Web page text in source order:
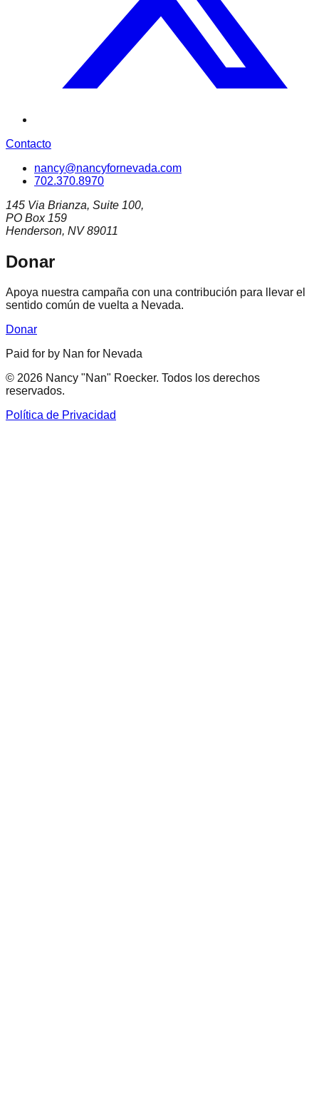
Contacto
nancy@nancyfornevada.com
702.370.8970
145 Via Brianza, Suite 100,
PO Box 159
Henderson, NV 89011
Donar
Apoya nuestra campaña con una contribución para llevar el
sentido común de vuelta a Nevada.
Donar
Paid for by Nan for Nevada
© 2026 Nancy "Nan" Roecker. Todos los derechos
reservados.
Política de Privacidad